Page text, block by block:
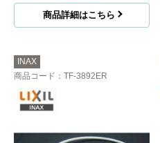
商品詳細はこちら
INAX
商品コード ：TF-3892ER